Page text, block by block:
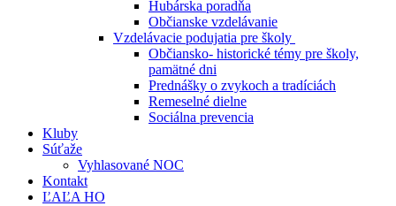
Hubárska poradňa
Občianske vzdelávanie
Vzdelávacie podujatia pre školy
Občiansko- historické témy pre školy,
pamätné dni
Prednášky o zvykoch a tradíciách
Remeselné dielne
Sociálna prevencia
Kluby
Súťaže
Vyhlasované NOC
Kontakt
ĽAĽA HO